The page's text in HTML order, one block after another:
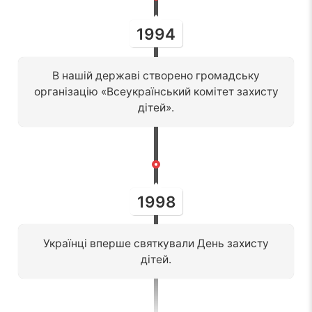
1994
В нашій державі створено громадську
організацію «Всеукраїнський комітет захисту
дітей».
1998
Українці вперше святкували День захисту
дітей.